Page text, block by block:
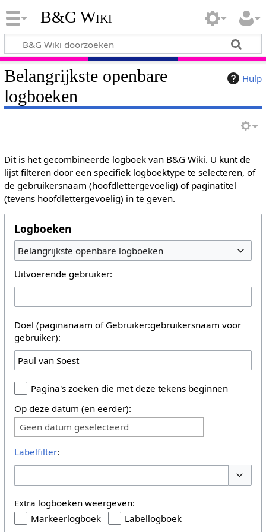
B&G Wiki
Hulp
Belangrijkste openbare
logboeken
Dit is het gecombineerde logboek van B&G Wiki. U kunt de
lijst filteren door een specifiek logboektype te selecteren, of
de gebruikersnaam (hoofdlettergevoelig) of paginatitel
(tevens hoofdlettergevoelig) in te geven.
Logboeken
Belangrijkste openbare logboeken
Uitvoerende gebruiker:
Doel (paginanaam of Gebruiker:gebruikersnaam voor
gebruiker):
Pagina's zoeken die met deze tekens beginnen
Op deze datum (en eerder):
Geen datum geselecteerd
Labelfilter:
Extra logboeken weergeven:
Markeerlogboek
Labellogboek